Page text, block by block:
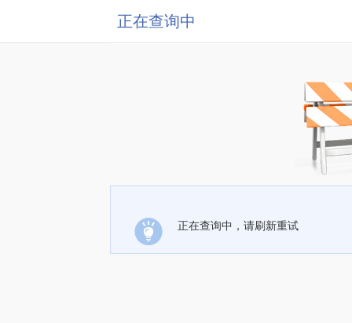
正在查询中
正在查询中，请刷新重试